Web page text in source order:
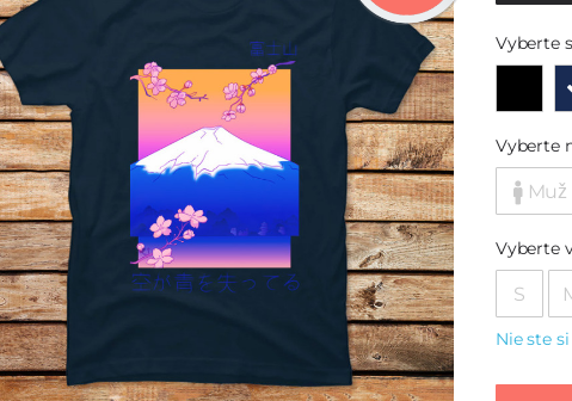
Vyberte
Vyberte
Muž
Vyberte
S
Nie ste